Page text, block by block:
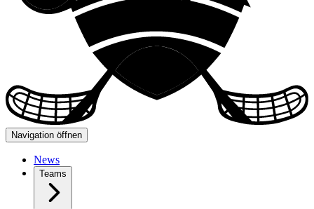
Navigation öffnen
News
Teams